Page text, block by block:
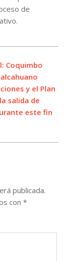
de
Coquimbo
y el Plan
salida de
este fin
publicada.
con *